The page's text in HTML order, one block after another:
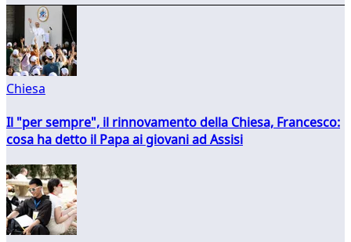
Chiesa
Il "per sempre", il rinnovamento della Chiesa, Francesco:
cosa ha detto il Papa ai giovani ad Assisi